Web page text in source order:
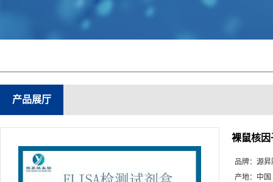
产品展厅
裸鼠核
品牌： 源昇
产地： 中国